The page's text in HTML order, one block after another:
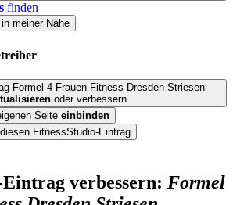
finden
meiner Nähe
Formel 4 Frauen Fitness Dresden Striesen
oder verbessern
Seite einbinden
FitnessStudio-Eintrag
verbessern: Formel